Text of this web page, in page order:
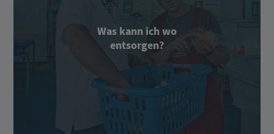
Was kann ich wo
entsorgen?